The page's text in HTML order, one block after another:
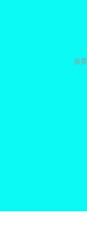
股